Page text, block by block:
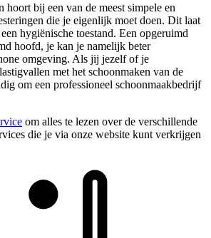
hoort bij een van de meest simpele en
die je eigenlijk moet doen. Dit laat
hygiënische toestand. Een opgeruimd
hoofd, je kan je namelijk beter
omgeving. Als jij jezelf of je
met het schoonmaken van de
om een professioneel schoonmaakbedrijf
om alles te lezen over de verschillende
die je via onze website kunt verkrijgen